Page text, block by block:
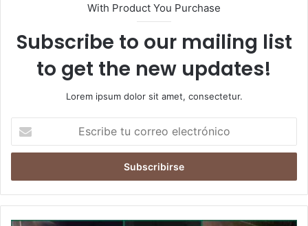
With Product You Purchase
Subscribe to our mailing list
to get the new updates!
Lorem ipsum dolor sit amet, consectetur.
correo